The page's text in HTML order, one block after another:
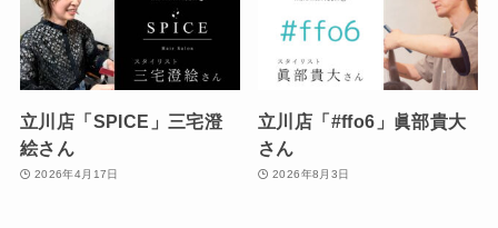
立川店「SPICE」三宅澄
絵さん
2026年4月17日
立川店「#ffo6」眞部貴大
さん
2026年8月3日